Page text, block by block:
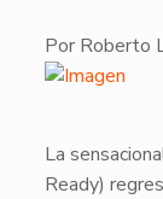
Por Roberto
​​La
Ready)